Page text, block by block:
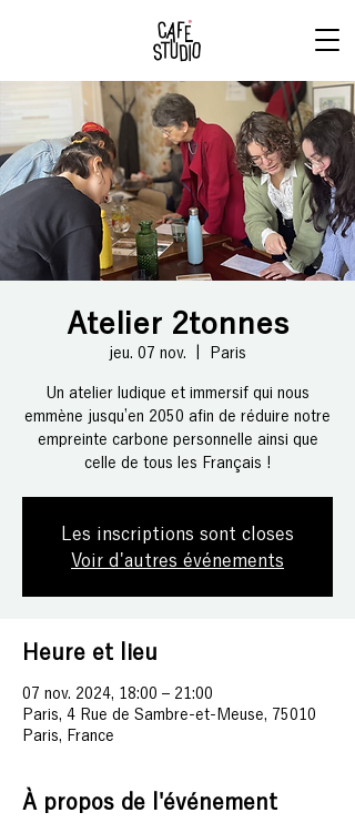
Atelier 2tonnes
jeu. 07 nov. Paris
Un atelier ludique et immersif qui nous
emmène jusqu’en 2050 afin de réduire notre
empreinte carbone personnelle ainsi que
celle de tous les Français !
Les inscriptions sont closes
Voir d'autres événements
Heure et lieu
07 nov. 2024, 18:00 – 21:00
Paris, 4 Rue de Sambre-et-Meuse, 75010
Paris, France
À propos de l'événement